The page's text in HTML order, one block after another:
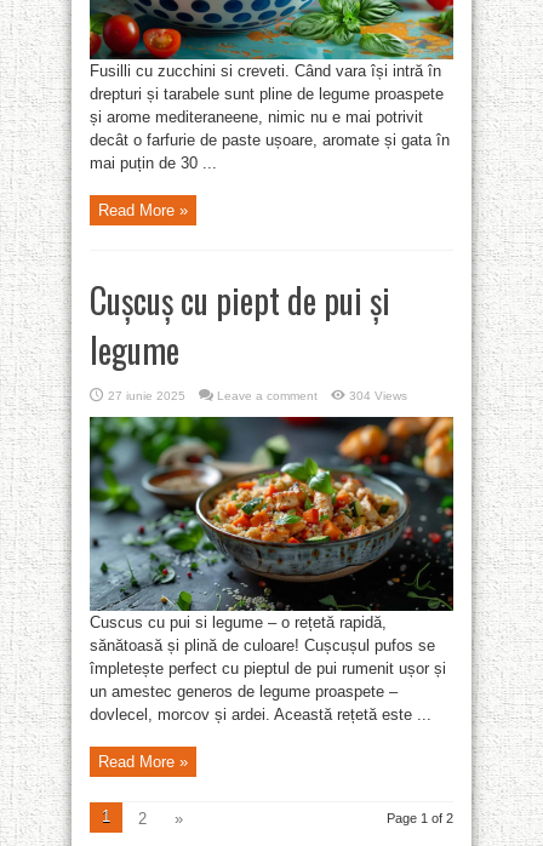
Fusilli cu zucchini si creveti. Când vara își intră în
drepturi și tarabele sunt pline de legume proaspete
și arome mediteraneene, nimic nu e mai potrivit
decât o farfurie de paste ușoare, aromate și gata în
mai puțin de 30 ...
Read More »
Cușcuș cu piept de pui și
legume
27 iunie 2025 Leave a comment 304 Views
Cuscus cu pui si legume – o rețetă rapidă,
sănătoasă și plină de culoare! Cușcușul pufos se
împletește perfect cu pieptul de pui rumenit ușor și
un amestec generos de legume proaspete –
dovlecel, morcov și ardei. Această rețetă este ...
Read More »
Page 1 of 2
1 2 »